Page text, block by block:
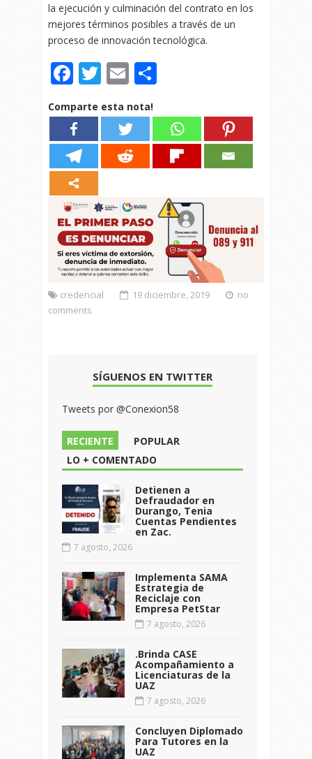
la ejecución y culminación del contrato en los
mejores términos posibles a través de un
proceso de innovación tecnológica.
Facebook
Twitter
Email
Comparte esta nota!
credencial 19 diciembre, 2019
no
comments
SÍGUENOS EN TWITTER
Tweets por @Conexion58
RECIENTE
POPULAR
LO + COMENTADO
Detienen a
Defraudador en
Durango, Tenia
Cuentas Pendientes
en Zac.
7 agosto, 2026
Implementa SAMA
Estrategia de
Reciclaje con
Empresa PetStar
7 agosto, 2026
.Brinda CASE
Acompañamiento a
Licenciaturas de la
UAZ
7 agosto, 2026
Concluyen Diplomado
Para Tutores en la
UAZ